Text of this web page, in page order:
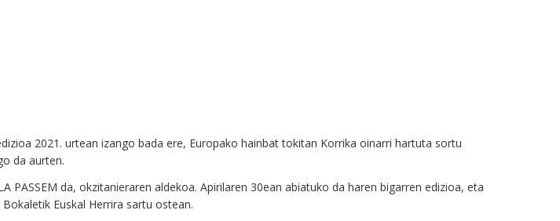
2021. urtean izango bada ere, Europako hainbat tokitan Korrika oinarri hartuta sortu
da aurten.
PASSEM da, okzitanieraren aldekoa. Apirilaren 30ean abiatuko da haren bigarren edizioa, eta
Euskal Herrira sartu ostean.